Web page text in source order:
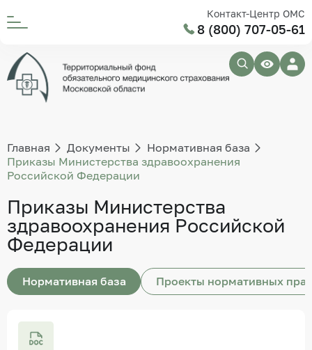
Контакт-Центр ОМС
8 (800) 707-05-61
Главная Документы
Нормативная база
Приказы Министерства здравоохранения
Российской Федерации
Приказы Министерства
здравоохранения Российской
Федерации
Нормативная база Проекты нормативных